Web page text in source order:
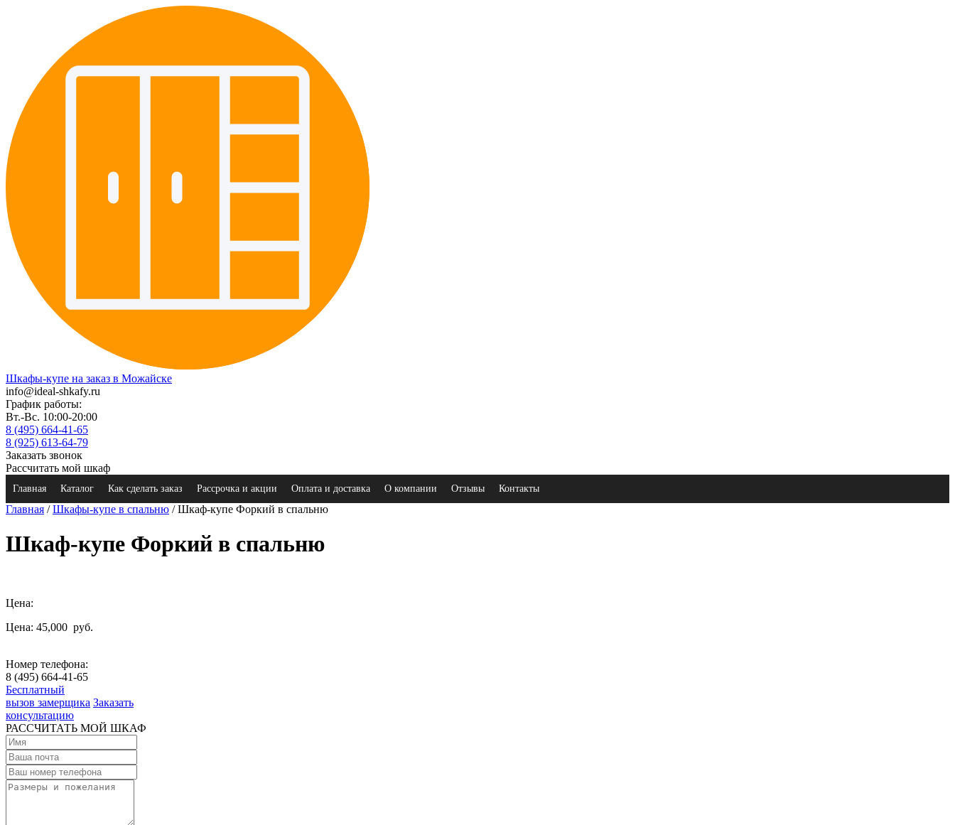
Шкафы-купе на заказ в Можайске
info@ideal-shkafy.ru
График работы:
Вт.-Вс. 10:00-20:00
8 (495) 664-41-65
8 (925) 613-64-79
Заказать звонок
Рассчитать мой шкаф
Главная Каталог Как сделать заказ Рассрочка и акции Оплата и доставка О компании Отзывы Контакты
Главная /Шкафы-купе в спальню / Шкаф-купе Форкий в спальню
Шкаф-купе Форкий в спальню
Цена:
Цена: 45,000 руб.
Номер телефона:
8 (495) 664-41-65
Бесплатный
вызов замерщика Заказать
консультацию
РАССЧИТАТЬ МОЙ ШКАФ